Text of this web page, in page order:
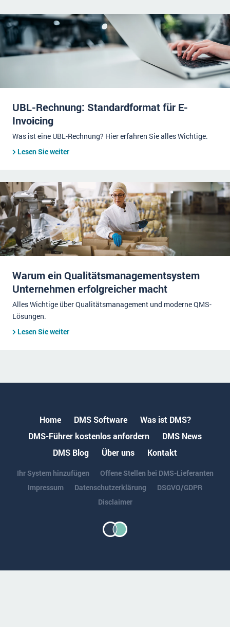
UBL-Rechnung: Standardformat für E-
Invoicing
Was ist eine UBL-Rechnung? Hier erfahren Sie alles Wichtige.
Lesen Sie weiter
Warum ein Qualitätsmanagementsystem
Unternehmen erfolgreicher macht
Alles Wichtige über Qualitätsmanagement und moderne QMS-
Lösungen.
Lesen Sie weiter
Home DMS Software
Was ist DMS?
DMS-Führer kostenlos anfordern
DMS News
DMS Blog
Über uns Kontakt
Ihr System hinzufügen
Offene Stellen bei DMS-Lieferanten
Impressum
Datenschutzerklärung
DSGVO/GDPR
Disclaimer